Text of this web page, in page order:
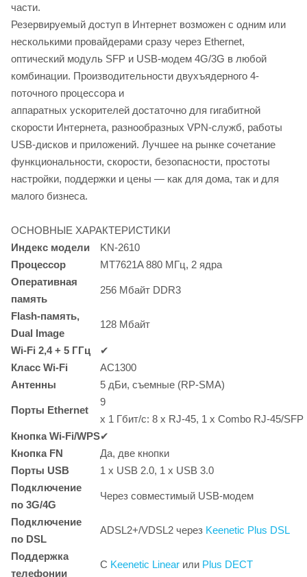
части.
Резервируемый доступ в Интернет возможен с одним или
несколькими провайдерами сразу через Ethernet,
оптический модуль SFP и USB-модем 4G/3G в любой
комбинации. Производительности двухъядерного 4-
поточного процессора и
аппаратных ускорителей достаточно для гигабитной
скорости Интернета, разнообразных VPN-служб, работы
USB-дисков и приложений. Лучшее на рынке сочетание
функциональности, скорости, безопасности, простоты
настройки, поддержки и цены — как для дома, так и для
малого бизнеса.
ОСНОВНЫЕ ХАРАКТЕРИСТИКИ
Индекс модели
KN-2610
Процессор
MT7621A 880 МГц, 2 ядра
Оперативная
память
256 Мбайт DDR3
Flash-память,
Dual Image
128 Мбайт
Wi-Fi 2,4 + 5 ГГц
✔
Класс Wi-Fi
AC1300
Антенны
5 дБи, съемные (RP-SMA)
Порты Ethernet
9
x 1 Гбит/с: 8 x RJ-45, 1 x Combo RJ-45/SFP
КнопкаWi-Fi/WPS✔
Кнопка FN
Да, две кнопки
Порты USB
1 x USB 2.0, 1 x USB 3.0
Подключение
по 3G/4G
Через совместимый USB-модем
Подключение
по DSL
ADSL2+/VDSL2 через Keenetic Plus DSL
Поддержка
телефонии
C Keenetic Linear или Plus DECT